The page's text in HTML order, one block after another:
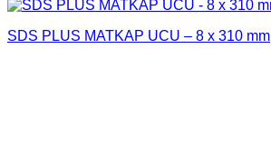
SDS PLUS MATKAP UCU – 8 x 310 mm